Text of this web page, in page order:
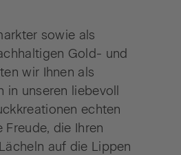
sowie als
Gold- und
wir Ihnen als
unseren liebevoll
echten
die Ihren
auf die Lippen